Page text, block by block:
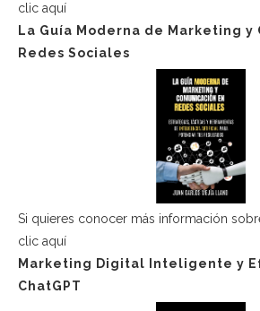
clic aquí
La Guía Moderna de Marketing y
Redes Sociales
Si quieres conocer más información
clic aquí
Marketing Digital Inteligente y
ChatGPT